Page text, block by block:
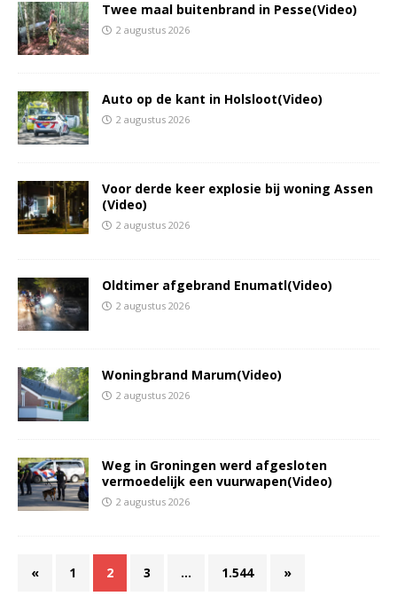
Twee maal buitenbrand in Pesse(Video)
2 augustus 2026
Auto op de kant in Holsloot(Video)
2 augustus 2026
Voor derde keer explosie bij woning Assen
(Video)
2 augustus 2026
Oldtimer afgebrand Enumatl(Video)
2 augustus 2026
Woningbrand Marum(Video)
2 augustus 2026
Weg in Groningen werd afgesloten
vermoedelijk een vuurwapen(Video)
2 augustus 2026
« 1 2 3 … 1.544 »